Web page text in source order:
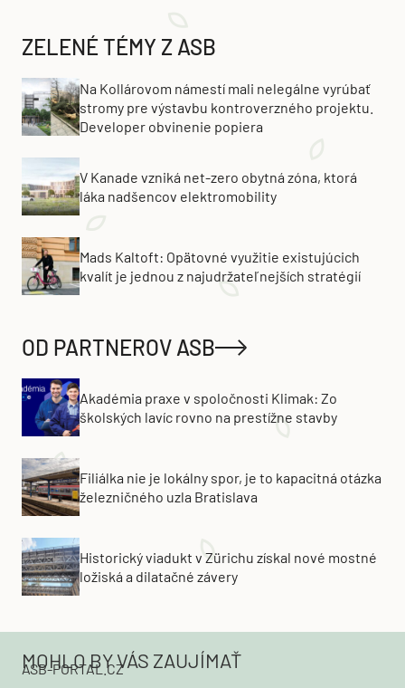
ZELENÉ TÉMY Z ASB
Na Kollárovom námestí mali nelegálne vyrúbať
stromy pre výstavbu kontroverzného projektu.
Developer obvinenie popiera
V Kanade vzniká net-zero obytná zóna, ktorá
láka nadšencov elektromobility
Mads Kaltoft: Opätovné využitie existujúcich
kvalít je jednou z najudržateľnejších stratégií
OD PARTNEROV ASB
Akadémia praxe v spoločnosti Klimak: Zo
školských lavíc rovno na prestížne stavby
Filiálka nie je lokálny spor, je to kapacitná otázka
železničného uzla Bratislava
Historický viadukt v Zürichu získal nové mostné
ložiská a dilatačné závery
MOHLO BY VÁS ZAUJÍMAŤ
ASB-PORTAL.CZ